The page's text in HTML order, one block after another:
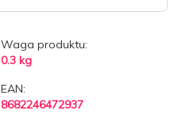
Waga produktu:
0.3 kg
EAN:
8682246472937